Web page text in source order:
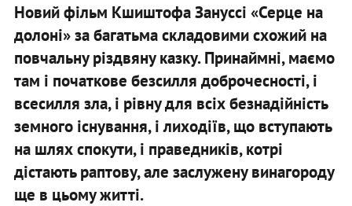
Новий фільм Кшиштофа Зануссі «Серце на
долоні» за багатьма складовими схожий на
повчальну різдвяну казку. Принаймні, маємо
там і початкове безсилля доброчесності, і
всесилля зла, і рівну для всіх безнадійність
земного існування, і лиходіїв, що вступають
на шлях спокути, і праведників, котрі
дістають раптову, але заслужену винагороду
ще в цьому житті.